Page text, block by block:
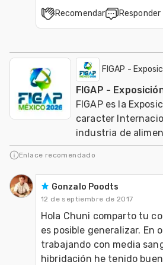
Recomendar Responder
FIGAP -
FIGAP -
FIGAP es la
caracter
industria de
salud, nutrición y
producción anima
Enlace recomendado
Gonzalo Poodts
12 de septiembre de 2017
Hola Chuni comparto tu
es posible generalizar. En
trabajando con media
hibridación he tenido